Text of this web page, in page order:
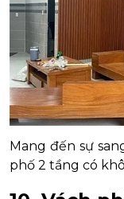
Mang đến sự
phố 2 tầng có